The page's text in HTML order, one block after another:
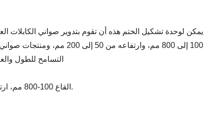
100 إلى 800 مم، وارتفاعه من
التسامح للطول والعرض داخل
القاع 100-800 مم، ارتفاع الجانب 50-200 مم، الجانب الصغير 7-15 مم.